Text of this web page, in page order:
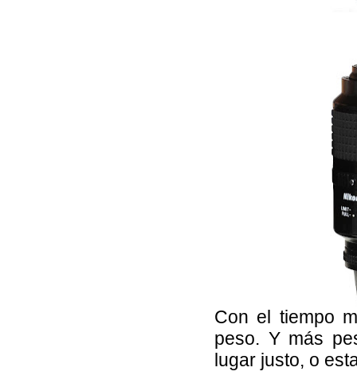
Con el tiempo
peso. Y más
lugar justo, o